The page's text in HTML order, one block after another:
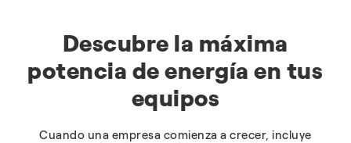
Descubre la máxima
potencia de energía en tus
equipos
Cuando una empresa comienza a crecer, incluye